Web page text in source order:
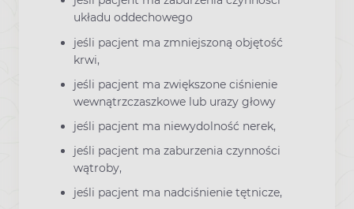
układu oddechowego
jeśli pacjent ma zmniejszoną objętość
krwi,
jeśli pacjent ma zwiększone ciśnienie
wewnątrzczaszkowe lub urazy głowy
jeśli pacjent ma niewydolność nerek,
jeśli pacjent ma zaburzenia czynności
wątroby,
jeśli pacjent ma nadciśnienie tętnicze,